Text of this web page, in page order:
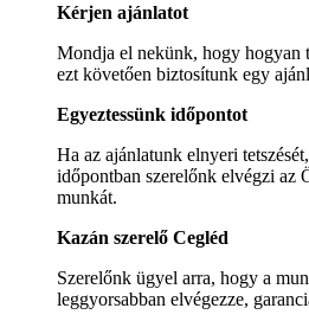
Kérjen ajánlatot
Mondja el nekünk, hogy hogyan
ezt követően biztosítunk egy
Egyeztessünk időpontot
Ha az ajánlatunk elnyeri
időpontban szerelőnk elvégzi az
munkát.
Kazán szerelő Cegléd
Szerelőnk ügyel arra, hogy a
leggyorsabban elvégezze,